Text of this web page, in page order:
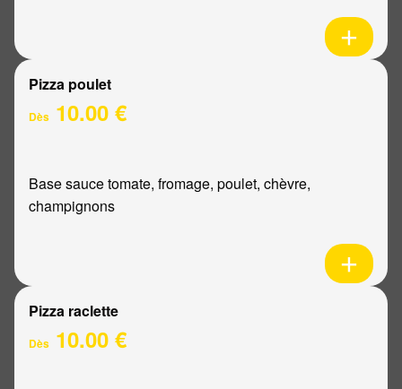
Pizza poulet
Dès 10.00 €
Base sauce tomate, fromage, poulet, chèvre,
champignons
Pizza raclette
Dès 10.00 €